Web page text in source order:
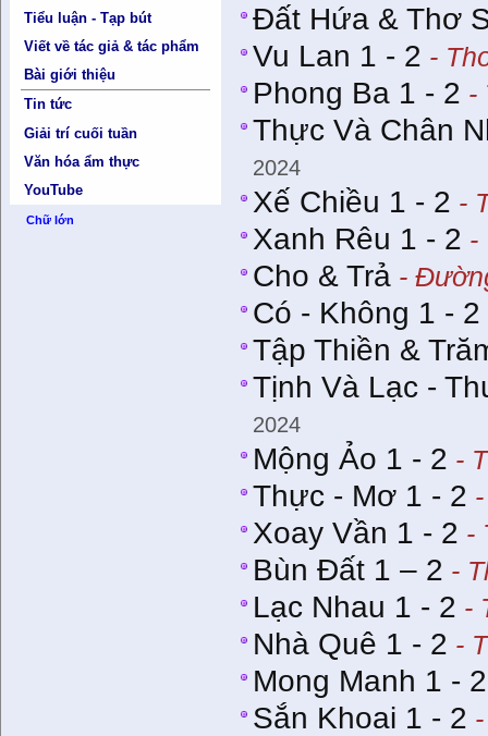
Tiểu luận - Tạp bút
Viết về tác giả & tác phẩm
Bài giới thiệu
Tin tức
Giải trí cuối tuần
Văn hóa ẩm thực
YouTube
Chữ lớn
Đất Hứa & Thơ
Vu Lan 1 - 2 -
Phong Ba 1 - 2 -
Thực Và Chân
2024
Xế Chiều 1 - 2 -
Xanh Rêu 1 - 2 -
Cho & Trả -
Có - Không 1 - 2
Tập Thiền &
Tịnh Và Lạc -
2024
Mộng Ảo 1 - 2 -
Thực - Mơ 1 - 2
Xoay Vần 1 - 2 -
Bùn Đất 1 – 2 -
Lạc Nhau 1 - 2 -
Nhà Quê 1 - 2 -
Mong Manh 1 - 2
Sắn Khoai 1 - 2